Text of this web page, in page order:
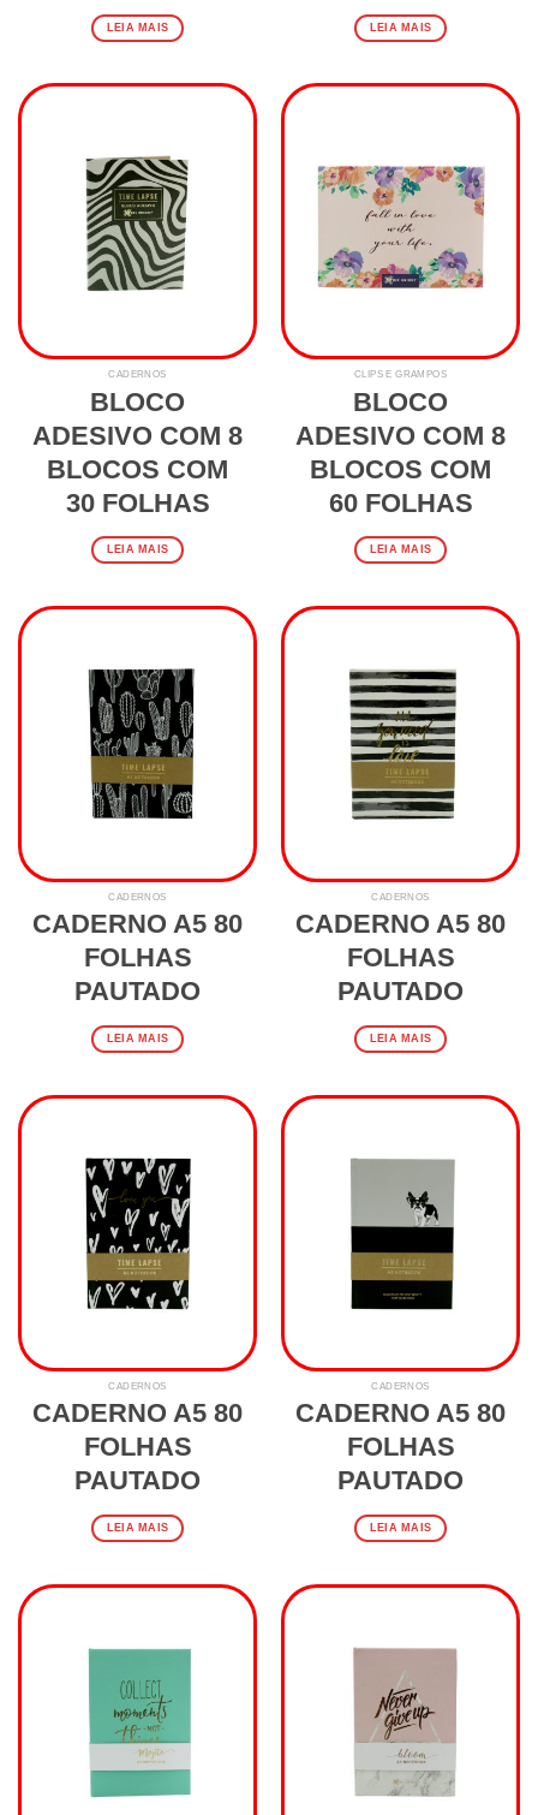
LEIA MAIS LEIA MAIS
CADERNOS
BLOCO
ADESIVO COM 8
BLOCOS COM
30 FOLHAS
LEIA MAIS
CLIPS E GRAMPOS
BLOCO
ADESIVO COM 8
BLOCOS COM
60 FOLHAS
LEIA MAIS
CADERNOS
CADERNO A5 80
FOLHAS
PAUTADO
LEIA MAIS
CADERNOS
CADERNO A5 80
FOLHAS
PAUTADO
LEIA MAIS
CADERNOS
CADERNO A5 80
FOLHAS
PAUTADO
LEIA MAIS
CADERNOS
CADERNO A5 80
FOLHAS
PAUTADO
LEIA MAIS